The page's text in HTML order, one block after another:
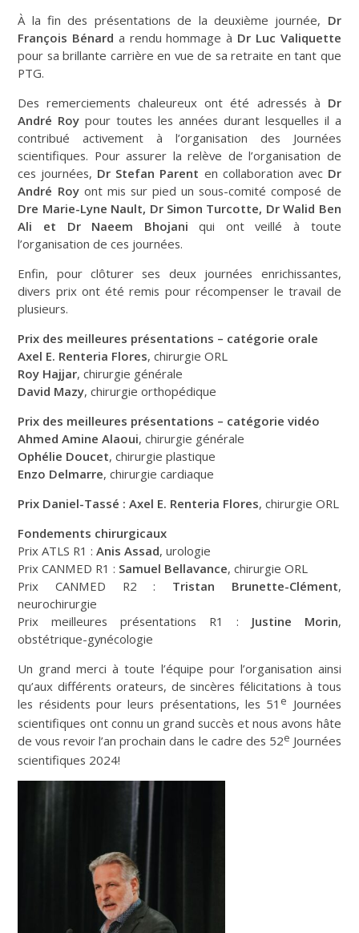
À la fin des présentations de la deuxième journée, Dr
François Bénard a rendu hommage à Dr Luc Valiquette
pour sa brillante carrière en vue de sa retraite en tant que
PTG.
Des remerciements chaleureux ont été adressés à Dr
André Roy pour toutes les années durant lesquelles il a
contribué activement à l’organisation des Journées
scientifiques. Pour assurer la relève de l’organisation de
ces journées, Dr Stefan Parent en collaboration avec Dr
André Royont mis sur pied un sous-comité composé de
Dre Marie-Lyne Nault, Dr Simon Turcotte, Dr Walid Ben
Ali et Dr Naeem Bhojani qui ont veillé à toute
l’organisation de ces journées.
Enfin, pour clôturer ses deux journées enrichissantes,
divers prix ont été remis pour récompenser le travail de
plusieurs.
Prix des meilleures présentations – catégorie orale
Axel E. Renteria Flores, chirurgie ORL
Roy Hajjar, chirurgie générale
David Mazy, chirurgie orthopédique
Prix des meilleures présentations – catégorie vidéo
Ahmed Amine Alaoui, chirurgie générale
Ophélie Doucet, chirurgie plastique
Enzo Delmarre, chirurgie cardiaque
Prix Daniel-Tassé : Axel E. Renteria Flores, chirurgie ORL
Fondements chirurgicaux
Prix ATLS R1 :Anis Assad, urologie
Prix CANMED R1 : Samuel Bellavance, chirurgie ORL
Prix CANMED R2 : Tristan Brunette-Clément,
neurochirurgie
Prix meilleures présentations R1 : Justine Morin,
obstétrique-gynécologie
Un grand merci à toute l’équipe pour l’organisation ainsi
qu’aux différents orateurs, de sincères félicitations à tous
les résidents pour leurs présentations, les 51 e Journées
scientifiques ont connu un grand succès et nous avons hâte
de vous revoir l’an prochain dans le cadre des 52e Journées
scientifiques 2024!